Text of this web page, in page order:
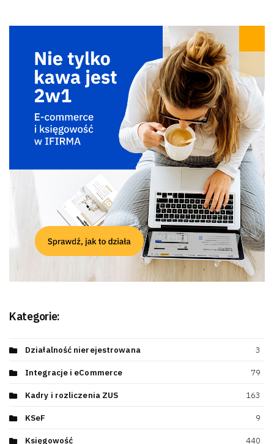
Kategorie:
Działalność nierejestrowana 3
Integracje i eCommerce 79
Kadry i rozliczenia ZUS 163
KSeF 9
Księgowość 440